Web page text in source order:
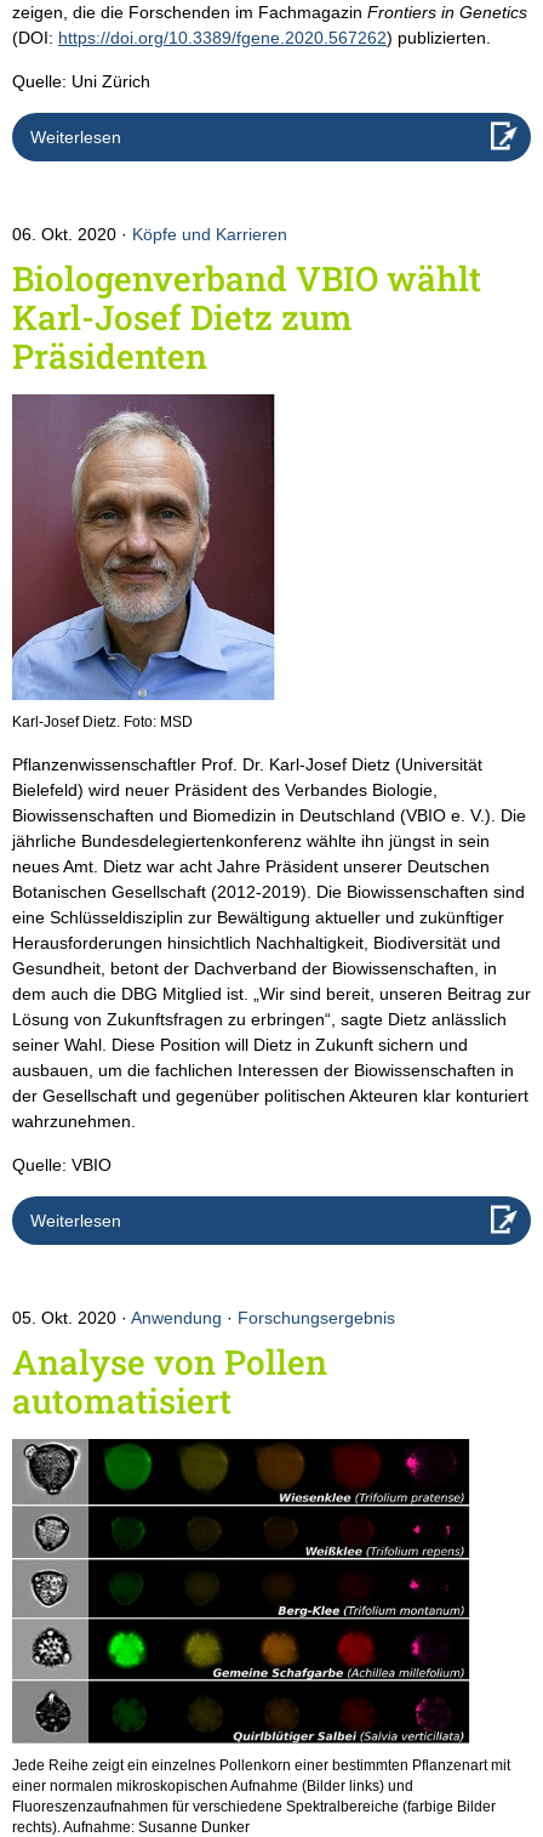
zeigen, die die Forschenden im Fachmagazin Frontiers in Genetics
(DOI: https://doi.org/10.3389/fgene.2020.567262) publizierten.
Quelle: Uni Zürich
Weiterlesen
06. Okt. 2020 Köpfe und Karrieren
Biologenverband VBIO wählt
Karl-Josef Dietz zum
Präsidenten
Karl-Josef Dietz. Foto: MSD
Pflanzenwissenschaftler Prof. Dr. Karl-Josef Dietz (Universität
Bielefeld) wird neuer Präsident des Verbandes Biologie,
Biowissenschaften und Biomedizin in Deutschland (VBIO e. V.). Die
jährliche Bundesdelegiertenkonferenz wählte ihn jüngst in sein
neues Amt. Dietz war acht Jahre Präsident unserer Deutschen
Botanischen Gesellschaft (2012-2019). Die Biowissenschaften sind
eine Schlüsseldisziplin zur Bewältigung aktueller und zukünftiger
Herausforderungen hinsichtlich Nachhaltigkeit, Biodiversität und
Gesundheit, betont der Dachverband der Biowissenschaften, in
dem auch die DBG Mitglied ist. „Wir sind bereit, unseren Beitrag zur
Lösung von Zukunftsfragen zu erbringen“, sagte Dietz anlässlich
seiner Wahl. Diese Position will Dietz in Zukunft sichern und
ausbauen, um die fachlichen Interessen der Biowissenschaften in
der Gesellschaft und gegenüber politischen Akteuren klar konturiert
wahrzunehmen.
Quelle: VBIO
Weiterlesen
05. Okt. 2020 Anwendung · Forschungsergebnis
Analyse von Pollen
automatisiert
Jede Reihe zeigt ein einzelnes Pollenkorn einer bestimmten Pflanzenart mit
einer normalen mikroskopischen Aufnahme (Bilder links) und
Fluoreszenzaufnahmen für verschiedene Spektralbereiche (farbige Bilder
rechts). Aufnahme: Susanne Dunker